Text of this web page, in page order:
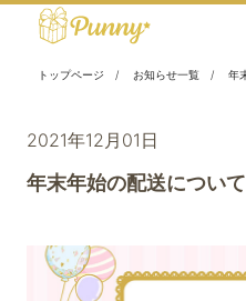
トップページ お知らせ一覧
2021年12月01日
年末年始の配送について